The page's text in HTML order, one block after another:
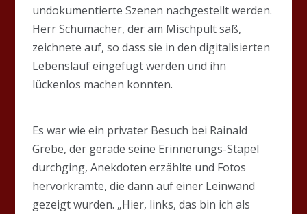
undokumentierte Szenen nachgestellt werden.
Herr Schumacher, der am Mischpult saß,
zeichnete auf, so dass sie in den digitalisierten
Lebenslauf eingefügt werden und ihn
lückenlos machen konnten.
Es war wie ein privater Besuch bei Rainald
Grebe, der gerade seine Erinnerungs-Stapel
durchging, Anekdoten erzählte und Fotos
hervorkramte, die dann auf einer Leinwand
gezeigt wurden. „Hier, links, das bin ich als